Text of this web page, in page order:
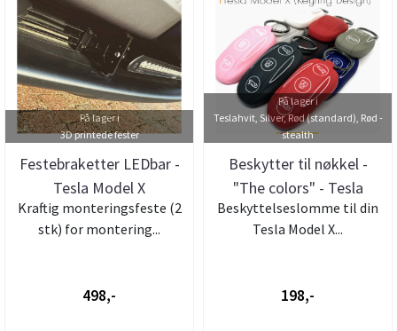
På lager i
3D printede fester
Festebraketter LEDbar -
Tesla Model X
Kraftig monteringsfeste (2
stk) for montering...
498,-
På lager i
Teslahvit, Silver, Rød (standard), Rød -
stealth
Beskytter til nøkkel -
"The colors" - Tesla
Model ...
Beskyttelseslomme til din
Tesla Model X...
198,-